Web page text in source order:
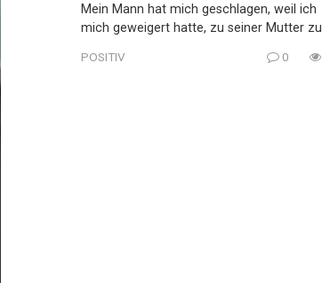
Mein Mann hat mich geschlagen, weil ich
mich geweigert hatte, zu seiner Mutter zu
POSITIV 0